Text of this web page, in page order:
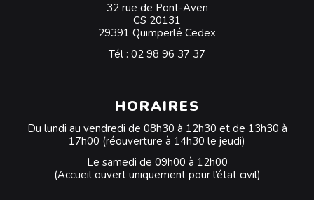
32 rue de Pont-Aven
CS 20131
29391 Quimperlé Cedex
Tél : 02 98 96 37 37
HORAIRES
Du lundi au vendredi de 08h30 à 12h30 et de 13h30 à
17h00 (réouverture à 14h30 le jeudi)
Le samedi de 09h00 à 12h00
(Accueil ouvert uniquement pour l’état civil)